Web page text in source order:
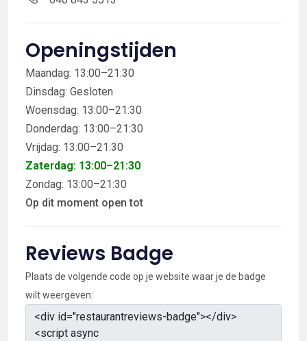
Openingstijden
Maandag: 13:00–21:30
Dinsdag: Gesloten
Woensdag: 13:00–21:30
Donderdag: 13:00–21:30
Vrijdag: 13:00–21:30
Zaterdag: 13:00–21:30
Zondag: 13:00–21:30
Op dit moment open tot
Reviews Badge
Plaats de volgende code op je website waar je de badge
wilt weergeven: